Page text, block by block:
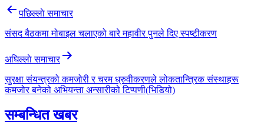
Post
navigation
पछिल्लाे समाचार
संसद बैठकमा मोबाइल चलाएको बारे महावीर पुनले दिए स्पष्टीकरण
अघिल्लाे समाचार
सुरक्षा संयन्त्रको कमजोरी र चरम ध्रुवीकरणले लोकतान्त्रिक संस्थाहरू
कमजोर बनेको अभियन्ता अन्सारीको टिप्पणी(भिडियो)
सम्बन्धित खबर